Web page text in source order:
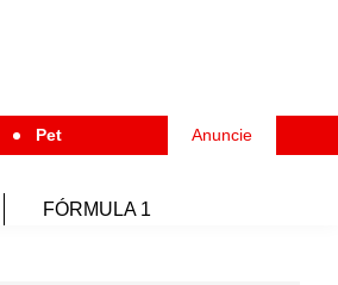
Pet Anuncie
FÓRMULA 1